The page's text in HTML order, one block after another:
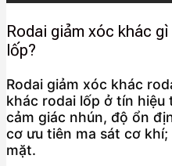
Rodai giảm xóc khác
lốp?
Rodai giảm xóc khác
khác rodai lốp ở tín hiệu
cảm giác nhún, độ ổn
cơ ưu tiên ma sát cơ
mặt.